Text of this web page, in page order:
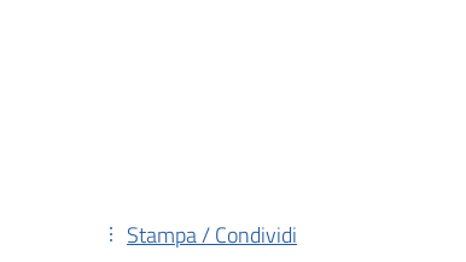
Stampa / Condividi